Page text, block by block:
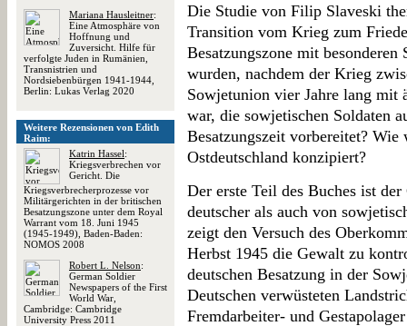
Mariana Hausleitner:
Eine Atmosphäre von
Hoffnung und
Zuversicht. Hilfe für
verfolgte Juden in Rumänien,
Transnistrien und
Nordsiebenbürgen 1941-1944,
Berlin: Lukas Verlag 2020
Weitere Rezensionen von Edith
Raim:
Katrin Hassel:
Kriegsverbrechen vor
Gericht. Die
Kriegsverbrecherprozesse vor
Militärgerichten in der britischen
Besatzungszone unter dem Royal
Warrant vom 18. Juni 1945
(1945-1949), Baden-Baden:
NOMOS 2008
Robert L. Nelson:
German Soldier
Newspapers of the First
World War,
Cambridge: Cambridge
University Press 2011
Die Studie von Filip Slaveski
Transition vom Krieg zum
Besatzungszone mit
wurden, nachdem der Krieg
Sowjetunion vier Jahre lang mit
war, die sowjetischen Soldaten
Besatzungszeit vorbereitet?
Ostdeutschland konzipiert?
Der erste Teil des Buches ist
deutscher als auch von
zeigt den Versuch des
Herbst 1945 die Gewalt zu
deutschen Besatzung in der
Deutschen verwüsteten
Fremdarbeiter- und